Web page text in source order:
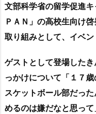
文部科学省の留学促進
ＰＡＮ」の高校生向け
取り組みとして、イベン
ゲストとして登場した
っかけについて「１７
スケットボール部だっ
めるのは嫌だなと思って